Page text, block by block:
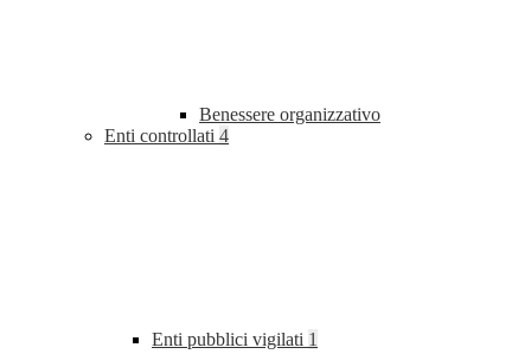
Benessere organizzativo
Enti controllati 4
Enti pubblici vigilati 1